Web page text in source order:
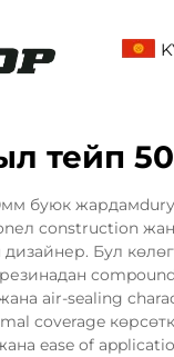
тейп
буюк
construction
дизайнер. Бул
air-sealing
coverage
ease of